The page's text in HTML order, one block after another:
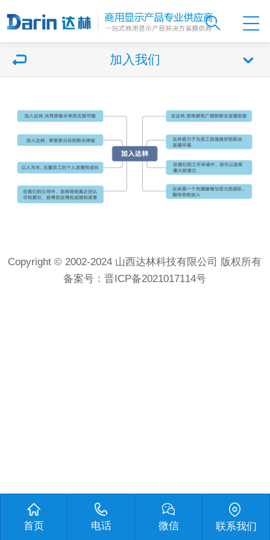
加入我们
Copyright © 2002-2024 山西达林科技有限公司 版权所有
备案号：晋ICP备2021017114号
首页 电话 微信 联系我们